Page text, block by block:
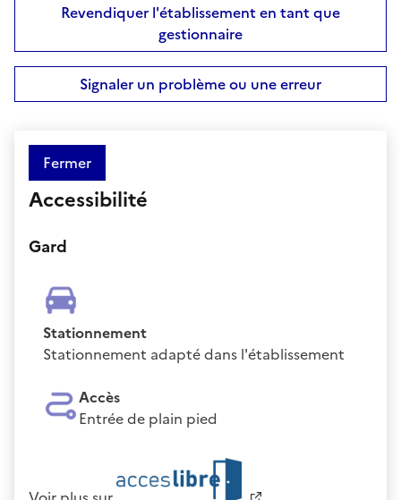
Revendiquer l'établissement en tant que
gestionnaire
Signaler un problème ou une erreur
Fermer
Accessibilité
Gard
Stationnement
Stationnement adapté dans l'établissement
Accès
Entrée de plain pied